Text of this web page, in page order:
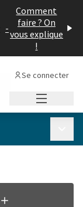
-
Comment
faire ? On
vous explique
!
Se connecter